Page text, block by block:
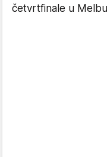
četvrtfinale u